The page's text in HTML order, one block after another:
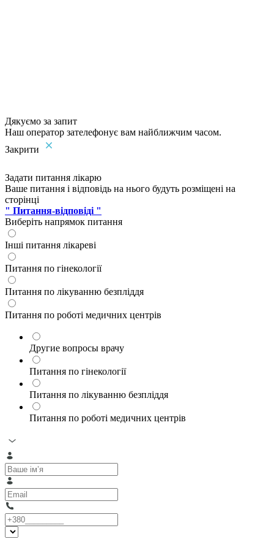
Дякуємо за запит
Наш оператор зателефонує вам найближчим часом.
Закрити
Задати питання лікарю
Ваше питання і відповідь на нього будуть розміщені на
сторінці
" Питання-відповіді "
Виберіть напрямок питання
Інші питання лікареві
Питання по гінекології
Питання по лікуванню безпліддя
Питання по роботі медичних центрів
Другие вопросы врачу
Питання по гінекології
Питання по лікуванню безпліддя
Питання по роботі медичних центрів